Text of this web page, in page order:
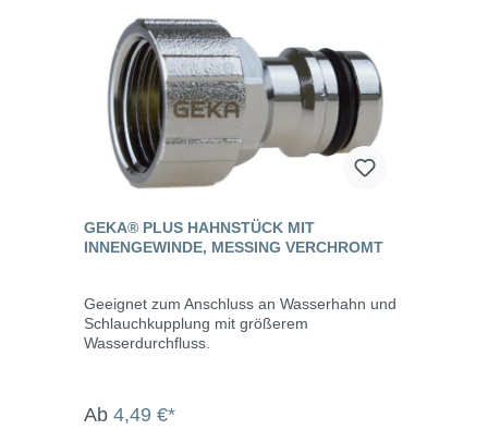
GEKA® PLUS HAHNSTÜCK MIT
INNENGEWINDE, MESSING VERCHROMT
Geeignet zum Anschluss an Wasserhahn und
Schlauchkupplung mit größerem
Wasserdurchfluss.
Ab 4,49 €*